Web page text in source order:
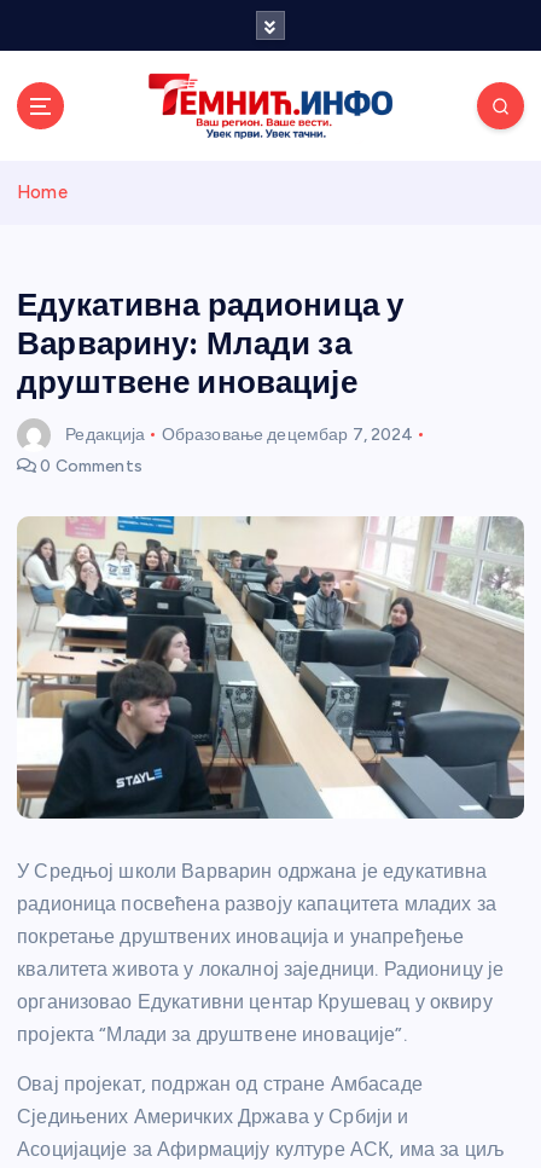
и портал
Home
Едукативна радионица у
Варварину: Млади за
друштвене иновације
Редакција Образовање децембар 7, 2024
0 Comments
У Средњој школи Варварин одржана је едукативна
радионица посвећена развоју капацитета младих за
покретање друштвених иновација и унапређење
квалитета живота у локалној заједници. Радионицу је
организовао Едукативни центар Крушевац у оквиру
пројекта “Млади за друштвене иновације”.
Овај пројекат, подржан од стране Амбасаде
Сједињених Америчких Држава у Србији и
Асоцијације за Афирмацију културе АСК, има за циљ